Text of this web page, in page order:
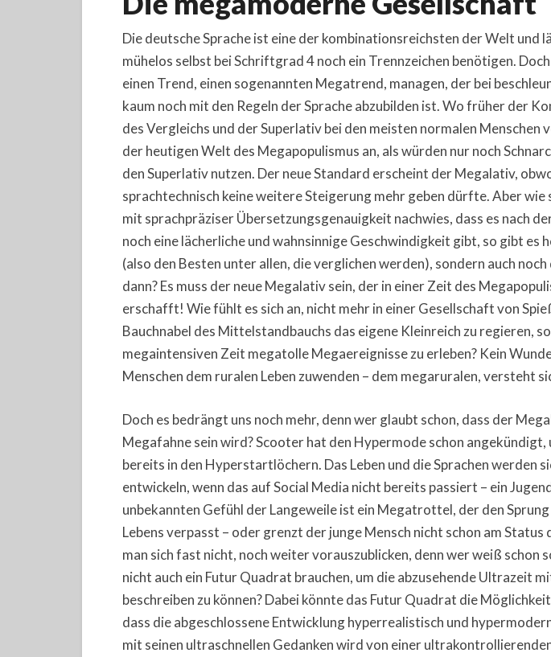
Die deutsche Sprache ist eine der kombinationsreichsten der Welt und
mühelos selbst bei Schriftgrad 4 noch ein Trennzeichen benötigen.
einen Trend, einen sogenannten Megatrend, managen, der bei
kaum noch mit den Regeln der Sprache abzubilden ist. Wo früher der
des Vergleichs und der Superlativ bei den meisten normalen Menschen
der heutigen Welt des Megapopulismus an, als würden nur noch
den Superlativ nutzen. Der neue Standard erscheint der Megalativ,
sprachtechnisch keine weitere Steigerung mehr geben dürfte. Aber wie
mit sprachpräziser Übersetzungsgenauigkeit nachwies, dass es nach
noch eine lächerliche und wahnsinnige Geschwindigkeit gibt, so gibt es
(also den Besten unter allen, die verglichen werden), sondern auch
dann? Es muss der neue Megalativ sein, der in einer Zeit des
erschafft! Wie fühlt es sich an, nicht mehr in einer Gesellschaft von
Bauchnabel des Mittelstandbauchs das eigene Kleinreich zu regieren,
megaintensiven Zeit megatolle Megaereignisse zu erleben? Kein
Menschen dem ruralen Leben zuwenden – dem megaruralen, versteht
Doch es bedrängt uns noch mehr, denn wer glaubt schon, dass der
Megafahne sein wird? Scooter hat den Hypermode schon
bereits in den Hyperstartlöchern. Das Leben und die Sprachen werden
entwickeln, wenn das auf Social Media nicht bereits passiert – ein
unbekannten Gefühl der Langeweile ist ein Megatrottel, der den
Lebens verpasst – oder grenzt der junge Mensch nicht schon am
man sich fast nicht, noch weiter vorauszublicken, denn wer weiß schon
nicht auch ein Futur Quadrat brauchen, um die abzusehende Ultrazeit
beschreiben zu können? Dabei könnte das Futur Quadrat die
dass die abgeschlossene Entwicklung hyperrealistisch und
mit seinen ultraschnellen Gedanken wird von einer